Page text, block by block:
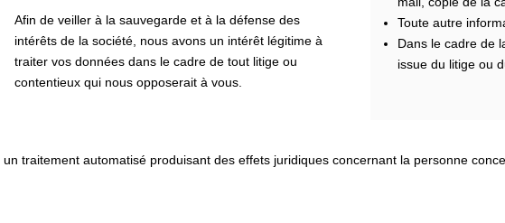
Afin de veiller à la sauvegarde et à la défense des
intérêts de la société, nous avons un intérêt légitime à
traiter vos données dans le cadre de tout litige ou
contentieux qui nous opposerait à vous.
Toute autre
Dans le cadre de
issue du litige ou
traitement automatisé produisant des effets juridiques concernant la personne